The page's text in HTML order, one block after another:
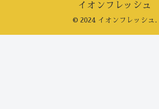
イオンフレッシュ
© 2024 イオンフレッシュ.